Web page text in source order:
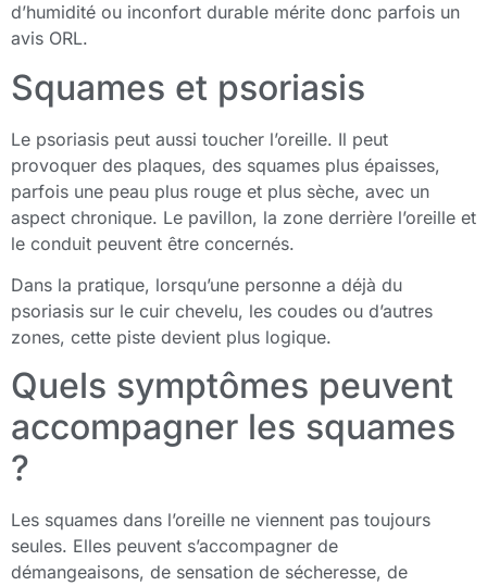
d’humidité ou inconfort durable mérite donc parfois un
avis ORL.
Squames et psoriasis
Le psoriasis peut aussi toucher l’oreille. Il peut
provoquer des plaques, des squames plus épaisses,
parfois une peau plus rouge et plus sèche, avec un
aspect chronique. Le pavillon, la zone derrière l’oreille et
le conduit peuvent être concernés.
Dans la pratique, lorsqu’une personne a déjà du
psoriasis sur le cuir chevelu, les coudes ou d’autres
zones, cette piste devient plus logique.
Quels symptômes peuvent
accompagner les squames
?
Les squames dans l’oreille ne viennent pas toujours
seules. Elles peuvent s’accompagner de
démangeaisons, de sensation de sécheresse, de